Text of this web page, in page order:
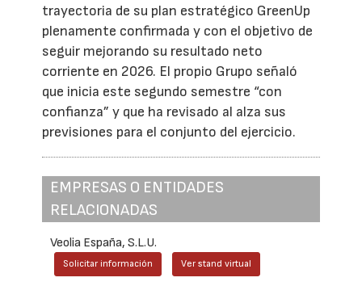
trayectoria de su plan estratégico GreenUp
plenamente confirmada y con el objetivo de
seguir mejorando su resultado neto
corriente en 2026. El propio Grupo señaló
que inicia este segundo semestre “con
confianza” y que ha revisado al alza sus
previsiones para el conjunto del ejercicio.
EMPRESAS O ENTIDADES
RELACIONADAS
Veolia España, S.L.U.
Solicitar información Ver stand virtual